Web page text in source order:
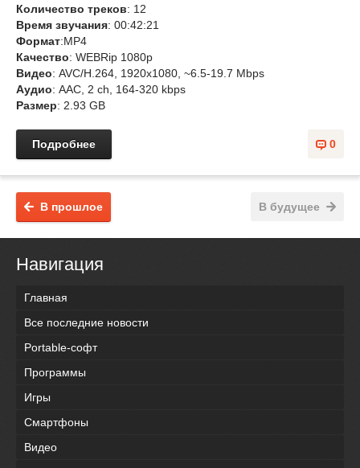
Количество треков: 12
Время звучания: 00:42:21
Формат:MP4
Качество: WEBRip 1080p
Видео: AVC/H.264, 1920х1080, ~6.5-19.7 Mbps
Аудио: ААС, 2 ch, 164-320 kbps
Размер: 2.93 GB
0
Подробнее
В будущее
В прошлое
Навигация
Главная
Все последние новости
Portable-софт
Программы
Игры
Смартфоны
Видео